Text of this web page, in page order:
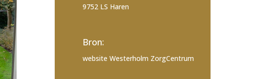
9752 LS Haren
Bron:
website Westerholm ZorgCentrum